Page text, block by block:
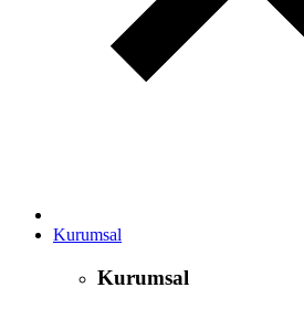
Kurumsal
Kurumsal